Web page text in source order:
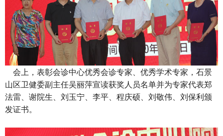
会上，表彰会诊中心优秀会诊专家、优秀学术专家，石景
山区卫健委副主任吴丽萍宣读获奖人员名单并为专家代表郑
法雷、谢院生、刘玉宁、李平、程庆硕、刘敬伟、刘保利颁
发证书。